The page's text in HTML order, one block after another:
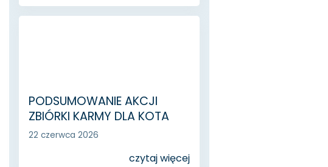
PODSUMOWANIE AKCJI
ZBIÓRKI KARMY DLA KOTA
22 czerwca 2026
czytaj więcej